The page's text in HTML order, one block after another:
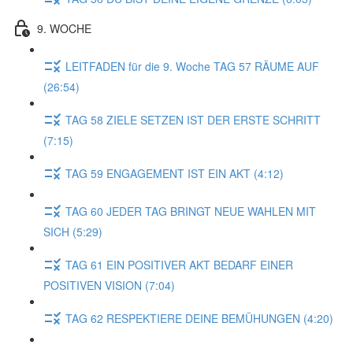
9. WOCHE
LEITFADEN für die 9. Woche TAG 57 RÄUME AUF
(26:54)
TAG 58 ZIELE SETZEN IST DER ERSTE SCHRITT
(7:15)
TAG 59 ENGAGEMENT IST EIN AKT (4:12)
TAG 60 JEDER TAG BRINGT NEUE WAHLEN MIT
SICH (5:29)
TAG 61 EIN POSITIVER AKT BEDARF EINER
POSITIVEN VISION (7:04)
TAG 62 RESPEKTIERE DEINE BEMÜHUNGEN (4:20)